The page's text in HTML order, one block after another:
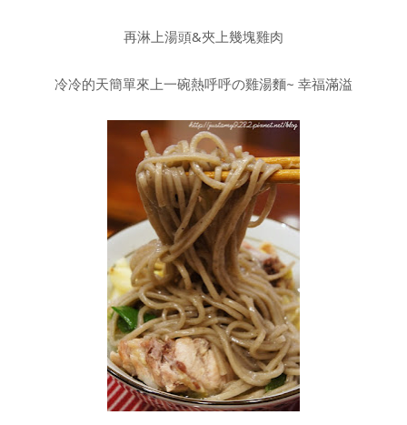
再淋上湯頭&夾上幾塊雞肉
冷冷的天簡單來上一碗熱呼呼の雞湯麵~ 幸福滿溢